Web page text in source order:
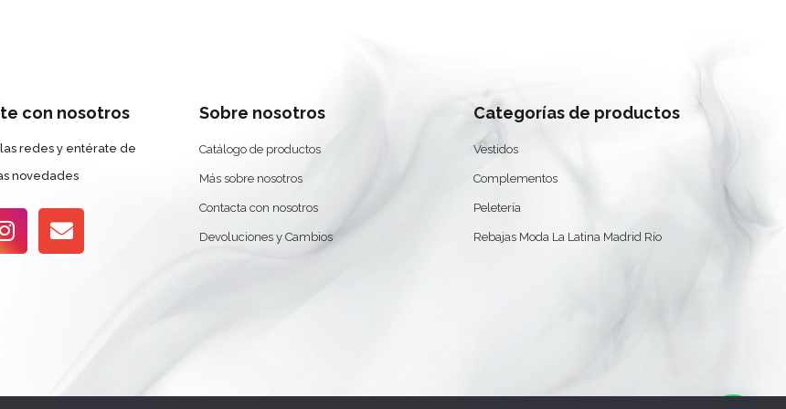
con nosotros
redes y entérate de
novedades
Sobre nosotros
Catálogo de productos
Más sobre nosotros
Contacta con nosotros
Devoluciones y Cambios
Categorías de productos
Vestidos
Complementos
Peletería
Rebajas Moda La Latina Madrid Río